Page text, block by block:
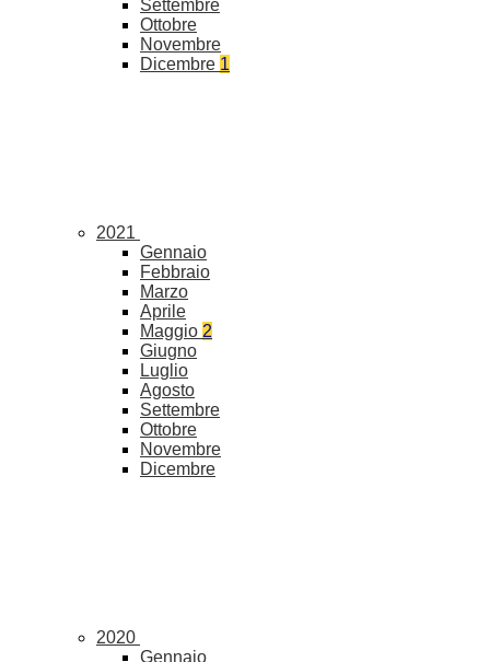
Settembre
Ottobre
Novembre
Dicembre 1
2021
Gennaio
Febbraio
Marzo
Aprile
Maggio 2
Giugno
Luglio
Agosto
Settembre
Ottobre
Novembre
Dicembre
2020
Gennaio